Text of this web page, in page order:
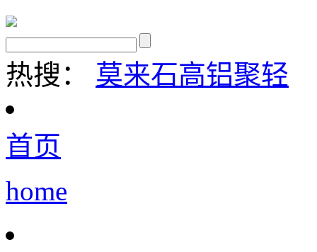
热搜： 莫来石高铝聚轻
首页
home